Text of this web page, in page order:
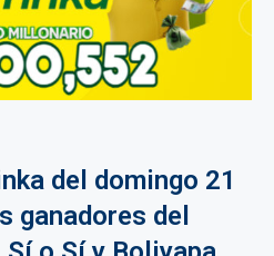
del domingo 21
ganadores del